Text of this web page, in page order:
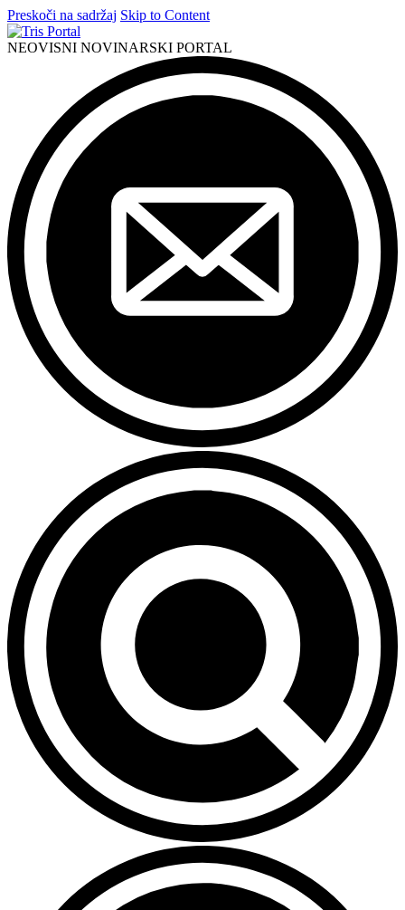
Preskoči na sadržaj Skip to Content
NEOVISNI NOVINARSKI PORTAL